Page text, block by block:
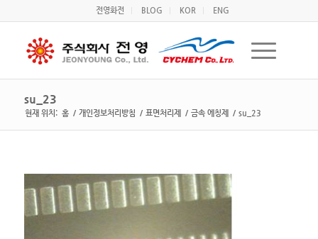
전영화전 BLOG KOR ENG
su_23
현재 위치: 홈 / 개인정보처리방침 / 표면처리제 / 금속 에칭제 / su_23